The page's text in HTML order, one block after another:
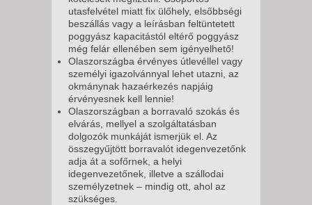
utasfelvétel miatt fix ülőhely, elsőbbségi
beszállás vagy a leírásban feltüntetett
poggyász kapacitástól eltérő poggyász
még felár ellenében sem igényelhető!
Olaszországba érvényes útlevéllel vagy
személyi igazolvánnyal lehet utazni, az
okmánynak hazaérkezés napjáig
érvényesnek kell lennie!
Olaszországban a borravaló szokás és
elvárás, mellyel a szolgáltatásban
dolgozók munkáját ismerjük el. Az
összegyűjtött borravalót idegenvezetőnk
adja át a sofőrnek, a helyi
idegenvezetőnek, illetve a szállodai
személyzetnek – mindig ott, ahol az
szükséges.